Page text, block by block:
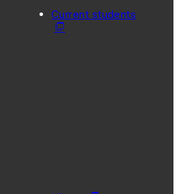
Current students